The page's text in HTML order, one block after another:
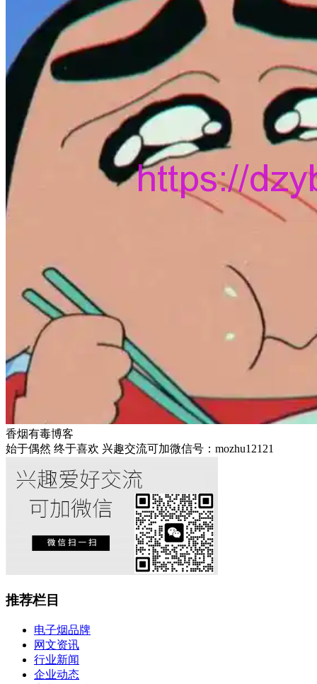
香烟有毒博客
始于偶然 终于喜欢 兴趣交流可加微信号：mozhu12121
推荐栏目
电子烟品牌
网文资讯
行业新闻
企业动态